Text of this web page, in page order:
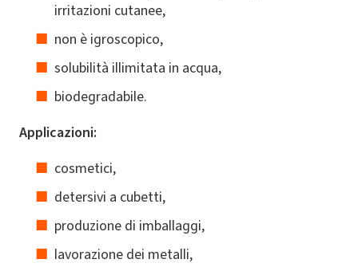
irritazioni cutanee,
non è igroscopico,
solubilità illimitata in acqua,
biodegradabile.
Applicazioni:
cosmetici,
detersivi a cubetti,
produzione di imballaggi,
lavorazione dei metalli,